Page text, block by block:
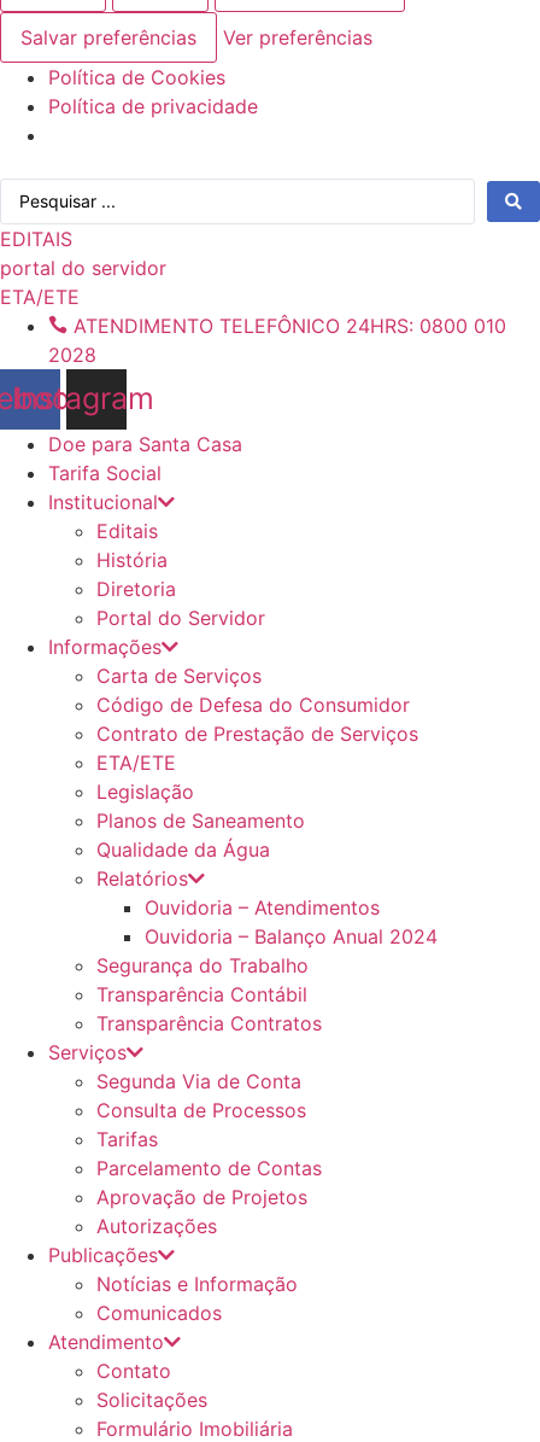
Salvar preferências
Ver preferências
Política de Cookies
Política de privacidade
para
o
conteúdo
Pesquisar
EDITAIS
portal do servidor
ETA/ETE
ATENDIMENTO TELEFÔNICO 24HRS: 0800 010
2028
Instagram
Doe para Santa Casa
Tarifa Social
Institucional
Editais
História
Diretoria
Portal do Servidor
Informações
Carta de Serviços
Código de Defesa do Consumidor
Contrato de Prestação de Serviços
ETA/ETE
Legislação
Planos de Saneamento
Qualidade da Água
Relatórios
Ouvidoria – Atendimentos
Ouvidoria – Balanço Anual 2024
Segurança do Trabalho
Transparência Contábil
Transparência Contratos
Serviços
Segunda Via de Conta
Consulta de Processos
Tarifas
Parcelamento de Contas
Aprovação de Projetos
Autorizações
Publicações
Notícias e Informação
Comunicados
Atendimento
Contato
Solicitações
Formulário Imobiliária